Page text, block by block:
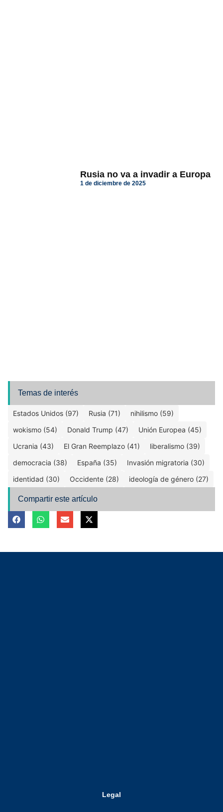
Rusia no va a invadir a Europa
1 de diciembre de 2025
Temas de interés
Estados Unidos (97) Rusia (71)
nihilismo (59)
wokismo (54)
Donald Trump (47)
Unión Europea (45)
Ucrania (43)
El Gran Reemplazo (41)
liberalismo (39)
democracia (38)
España (35)
Invasión migratoria (30)
identidad (30)
Occidente (28) ideología de género (27)
Compartir este artículo
Legal